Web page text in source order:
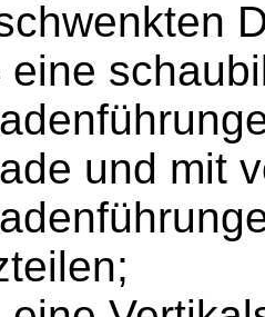
eine
und mit